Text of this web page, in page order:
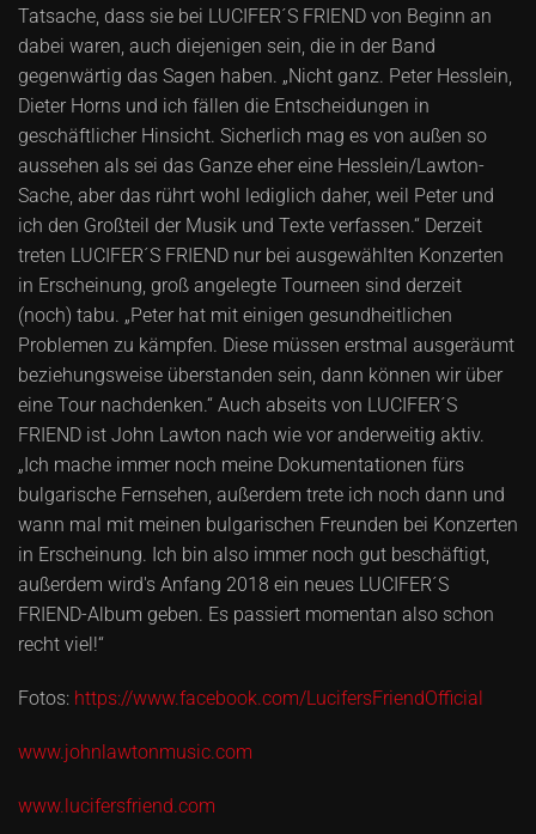
Tatsache, dass sie bei LUCIFER´S FRIEND von Beginn an
dabei waren, auch diejenigen sein, die in der Band
gegenwärtig das Sagen haben. „Nicht ganz. Peter Hesslein,
Dieter Horns und ich fällen die Entscheidungen in
geschäftlicher Hinsicht. Sicherlich mag es von außen so
aussehen als sei das Ganze eher eine Hesslein/Lawton-
Sache, aber das rührt wohl lediglich daher, weil Peter und
ich den Großteil der Musik und Texte verfassen.“ Derzeit
treten LUCIFER´S FRIEND nur bei ausgewählten Konzerten
in Erscheinung, groß angelegte Tourneen sind derzeit
(noch) tabu. „Peter hat mit einigen gesundheitlichen
Problemen zu kämpfen. Diese müssen erstmal ausgeräumt
beziehungsweise überstanden sein, dann können wir über
eine Tour nachdenken.“ Auch abseits von LUCIFER´S
FRIEND ist John Lawton nach wie vor anderweitig aktiv.
„Ich mache immer noch meine Dokumentationen fürs
bulgarische Fernsehen, außerdem trete ich noch dann und
wann mal mit meinen bulgarischen Freunden bei Konzerten
in Erscheinung. Ich bin also immer noch gut beschäftigt,
außerdem wird's Anfang 2018 ein neues LUCIFER´S
FRIEND-Album geben. Es passiert momentan also schon
recht viel!“
Fotos: https://www.facebook.com/LucifersFriendOfficial
www.johnlawtonmusic.com
www.lucifersfriend.com